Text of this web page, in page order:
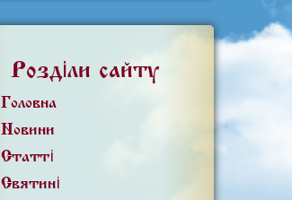
Розділи сайту
Головна
Новини
Статті
Святині